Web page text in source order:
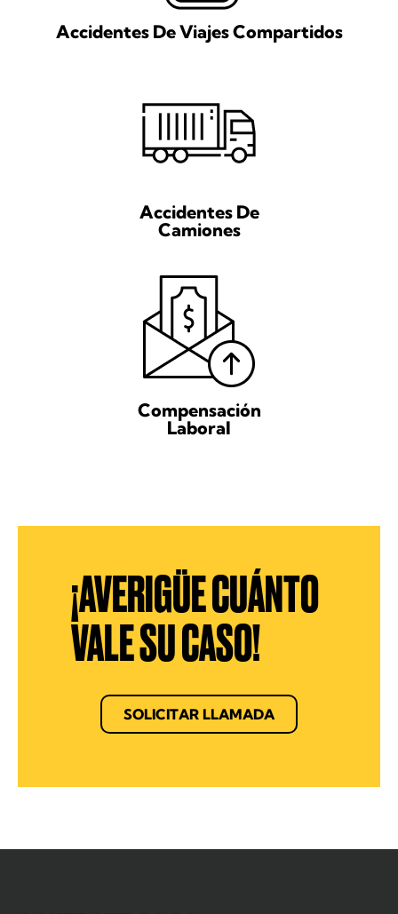
Accidentes De Viajes Compartidos
Accidentes De
Camiones
Compensación
Laboral
¡AVERIGÜE CUÁNTO
VALE SU CASO!
SOLICITAR LLAMADA